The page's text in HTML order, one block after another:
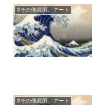
#その他芸術、アート
#その他芸術、アート